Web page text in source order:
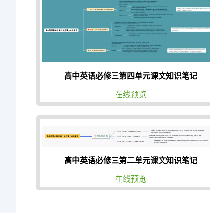
高中英语必修三第四单元课文知识笔记
在线预览
高中英语必修三第二单元课文知识笔记
在线预览